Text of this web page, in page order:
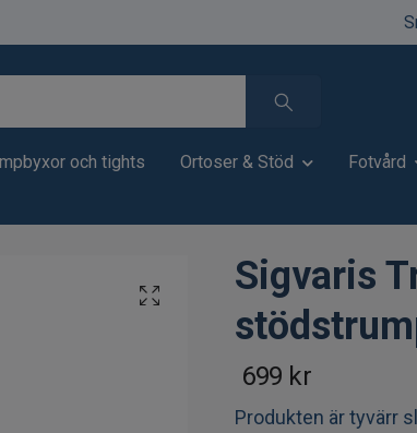
och tights Ortoser & Stöd Fotvård
Sigvaris
699 kr
Produkten är tyvärr